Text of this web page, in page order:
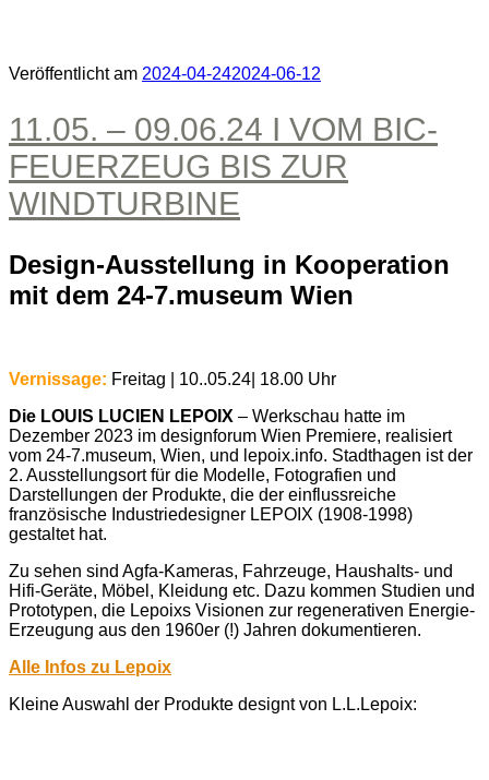
Veröffentlicht am 2024-04-242024-06-12
11.05. – 09.06.24 I VOM BIC-
FEUERZEUG BIS ZUR
WINDTURBINE
Design-Ausstellung in Kooperation
mit dem 24-7.museum Wien
Vernissage: Freitag | 10..05.24| 18.00 Uhr
Die LOUIS LUCIEN LEPOIX – Werkschau hatte im
Dezember 2023 im designforum Wien Premiere, realisiert
vom 24-7.museum, Wien, und lepoix.info. Stadthagen ist der
2. Ausstellungsort für die Modelle, Fotografien und
Darstellungen der Produkte, die der einflussreiche
französische Industriedesigner LEPOIX (1908-1998)
gestaltet hat.
Zu sehen sind Agfa-Kameras, Fahrzeuge, Haushalts- und
Hifi-Geräte, Möbel, Kleidung etc. Dazu kommen Studien und
Prototypen, die Lepoixs Visionen zur regenerativen Energie-
Erzeugung aus den 1960er (!) Jahren dokumentieren.
Alle Infos zu Lepoix
Kleine Auswahl der Produkte designt von L.L.Lepoix: